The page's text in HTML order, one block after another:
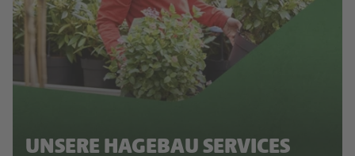
UNSERE HAGEBAU SERVICES